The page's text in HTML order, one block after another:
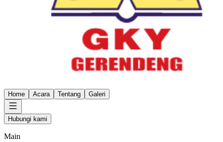
Home Acara Tentang Galeri
Hubungi kami
Main